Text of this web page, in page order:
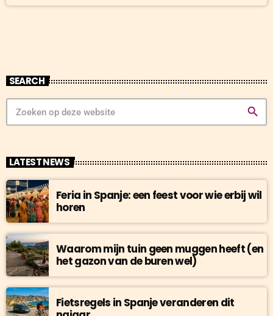
SEARCH
search
LATEST NEWS
Feria in Spanje: een feest voor wie erbij wil
horen
Waarom mijn tuin geen muggen heeft (en
het gazon van de buren wel)
Fietsregels in Spanje veranderen dit